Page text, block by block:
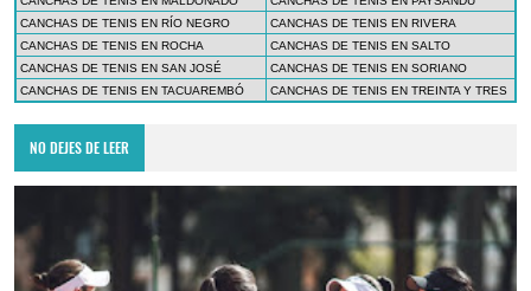
CANCHAS DE TENIS EN RÍO NEGRO
CANCHAS DE TENIS EN RIVERA
CANCHAS DE TENIS EN ROCHA
CANCHAS DE TENIS EN SALTO
CANCHAS DE TENIS EN SAN JOSÉ
CANCHAS DE TENIS EN SORIANO
CANCHAS DE TENIS EN TACUAREMBÓ
CANCHAS DE TENIS EN TREINTA Y TRES
NO DEJES DE LEER